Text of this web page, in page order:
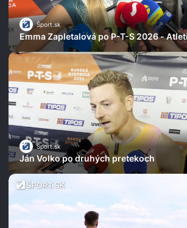
Šport.sk
Emma Zapletalová po P-T-S 2026 -
Šport.sk
Ján Volko po druhých pretekoch